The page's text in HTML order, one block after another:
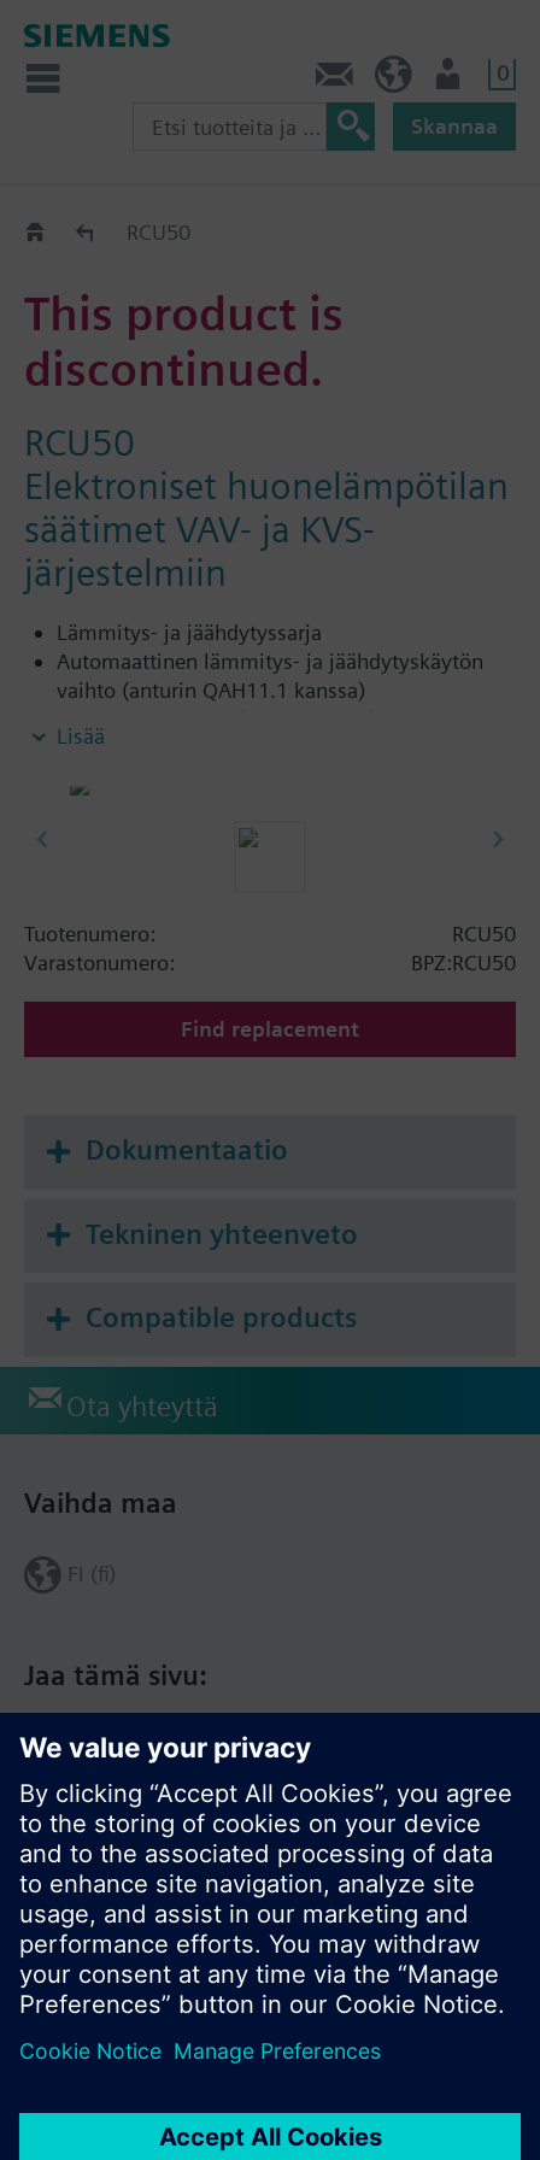
0
Skannaa
Old2NewRCU50
This product is
discontinued.
RCU50
Elektroniset huonelämpötilan
säätimet VAV- ja KVS-
järjestelmiin
Lämmitys- ja jäähdytyssarja
Automaattinen lämmitys- ja jäähdytyskäytön
vaihto (anturin QAH11.1 kanssa)
0...10 VDC:n lähtö (maks. ±1 mA)
Digitaalitulo ulkoiselle käyttötavan
Normaali-, energiansäästö- ja
jäätymissuojakäyttö
Lisää
Tuotenumero:
RCU50
Varastonumero:
BPZ:RCU50
Find replacement
Dokumentaatio
Tekninen yhteenveto
Compatible products
Ota yhteyttä
Jaa tämä sivu:
Vaihda maa
FI (fi)
© Siemens Switzerland Ltd. 2017